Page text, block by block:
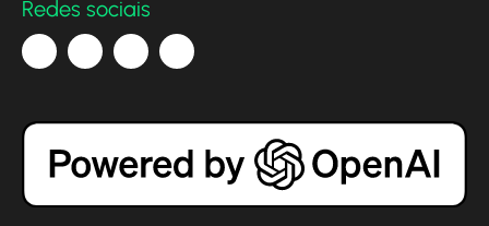
Redes sociais